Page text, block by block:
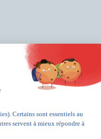
toutes les plus récentes
de l'Ordre.